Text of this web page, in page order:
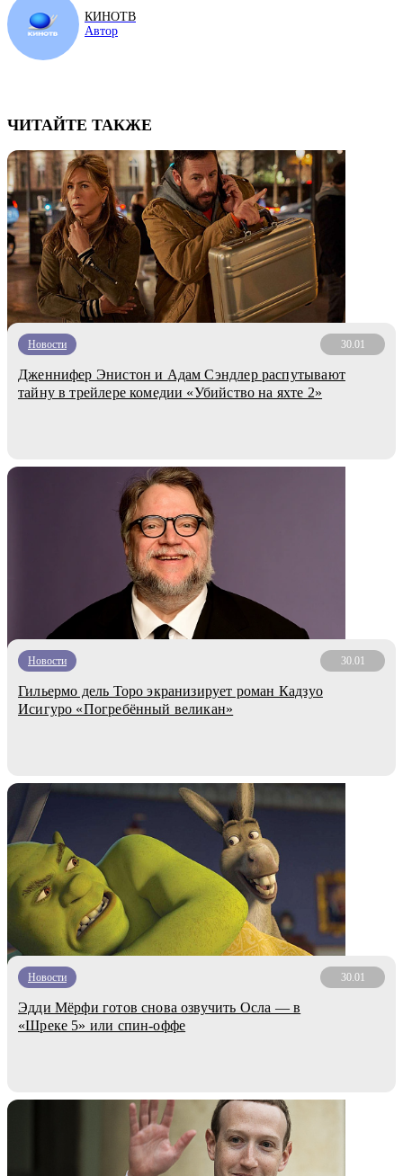
КИНОТВ
Автор
ЧИТАЙТЕ ТАКЖЕ
Новости 30.01
Дженнифер Энистон и Адам Сэндлер распутывают
тайну в трейлере комедии «Убийство на яхте 2»
Новости 30.01
Гильермо дель Торо экранизирует роман Кадзуо
Исигуро «Погребённый великан»
Новости 30.01
Эдди Мёрфи готов снова озвучить Осла — в
«Шреке 5» или спин-оффе